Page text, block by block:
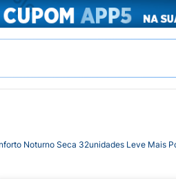
Noturno Seca 32unidades Leve Mais